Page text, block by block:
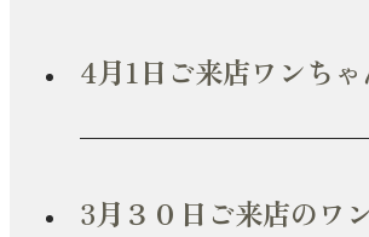
4月1日ご来店ワンち
3月３０日ご来店のワ